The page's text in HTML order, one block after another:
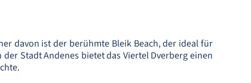
davon ist der berühmte Bleik Beach, der ideal für
Stadt Andenes bietet das Viertel Dverberg einen